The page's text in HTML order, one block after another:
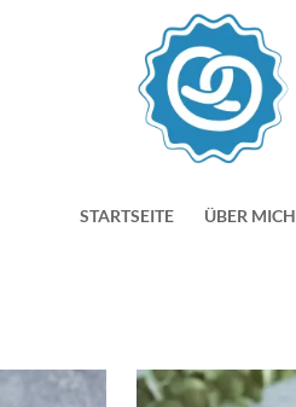
STARTSEITE ÜBER MICH